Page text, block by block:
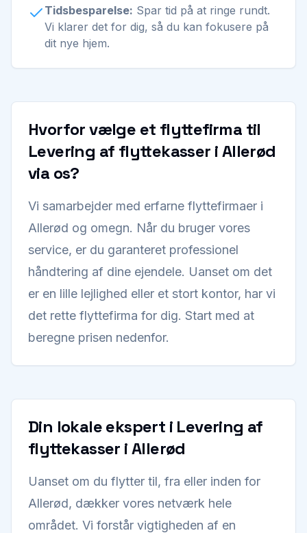
Tidsbesparelse: Spar tid på at ringe rundt.
Vi klarer det for dig, så du kan fokusere på
dit nye hjem.
Hvorfor vælge et flyttefirma til
Levering af flyttekasser i Allerød
via os?
Vi samarbejder med erfarne flyttefirmaer i
Allerød og omegn. Når du bruger vores
service, er du garanteret professionel
håndtering af dine ejendele. Uanset om det
er en lille lejlighed eller et stort kontor, har vi
det rette flyttefirma for dig. Start med at
beregne prisen nedenfor.
Din lokale ekspert i Levering af
flyttekasser i Allerød
Uanset om du flytter til, fra eller inden for
Allerød, dækker vores netværk hele
området. Vi forstår vigtigheden af en